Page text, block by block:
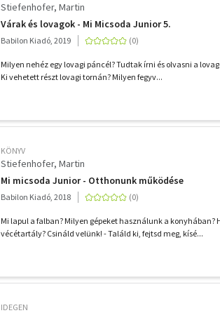
Stiefenhofer, Martin
Várak és lovagok - Mi Micsoda Junior 5.
Babilon Kiadó, 2019
Milyen nehéz egy lovagi páncél? Tudtak írni és olvasni a
Ki vehetett részt lovagi tornán? Milyen fegyv...
KÖNYV
Stiefenhofer, Martin
Mi micsoda Junior - Otthonunk működése
Babilon Kiadó, 2018
Mi lapul a falban? Milyen gépeket használunk a konyhában?
vécétartály? Csináld velünk! - Találd ki, fejtsd meg, kísé...
IDEGEN